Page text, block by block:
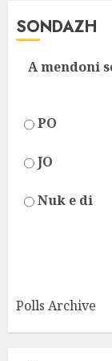
SONDAZH
A mendoni
PO
JO
Nuk e di
Polls Archive